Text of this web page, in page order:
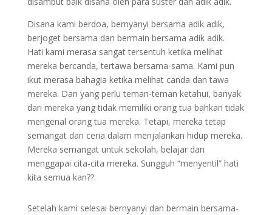
Disana kami berdoa, bernyanyi bersama adik adik,
berjoget bersama dan bermain bersama adik adik.
Hati kami merasa sangat tersentuh ketika melihat
mereka bercanda, tertawa bersama-sama. Kami pun
ikut merasa bahagia ketika melihat canda dan tawa
mereka. Dan yang perlu teman-teman ketahui, banyak
dari mereka yang tidak memiliki orang tua bahkan tidak
mengenal orang tua mereka. Tetapi, mereka tetap
semangat dan ceria dalam menjalankan hidup mereka.
Mereka semangat untuk sekolah, belajar dan
menggapai cita-cita mereka. Sungguh “menyentil” hati
kita semua kan??.
Setelah kami selesai bernyanyi dan bermain bersama-